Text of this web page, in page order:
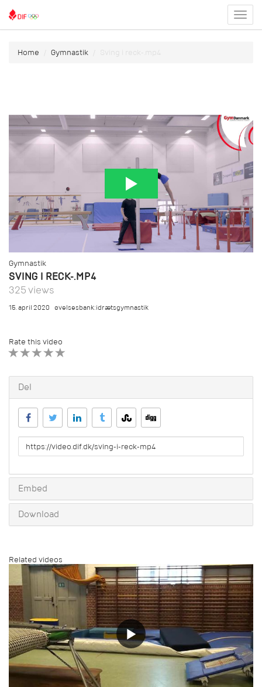
menu
Home Gymnastik Sving i reck-.mp4
Gymnastik
SVING I RECK-.MP4
325 views
15. april 2020 øvelsesbank:idrætsgymnastik
Rate this video
Del
URL
to
Embed
Download
Related videos